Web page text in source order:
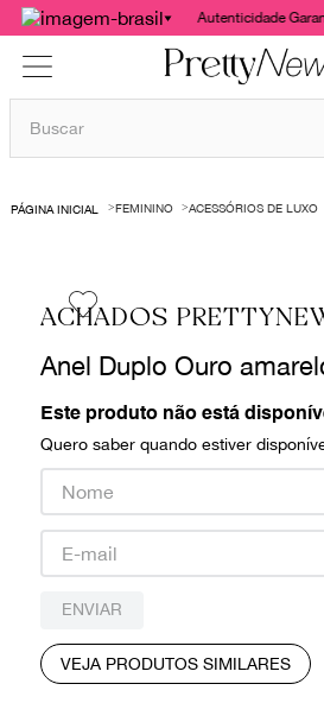
Autenticidade
Buscar
FEMININO ACESSÓRIOS DE LUXO
ACHADOS
Anel Duplo Ouro
Este produto não está
Quero saber quando estiver
ENVIAR
VEJA PRODUTOS SIMILARES
1º
bolsas
chanel
paula raia
valentino
burberry
prada